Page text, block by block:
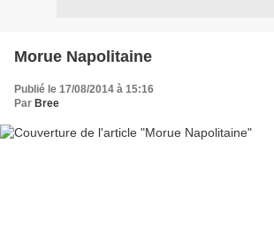
Morue Napolitaine
Publié le 17/08/2014 à 15:16
Par Bree